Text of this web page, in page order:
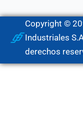
Copyright ©
Industriales
derechos